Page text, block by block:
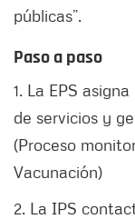
públicas”.
Paso a paso
1. La EPS
de servicios y
(Proceso
Vacunación)
2. La IPS